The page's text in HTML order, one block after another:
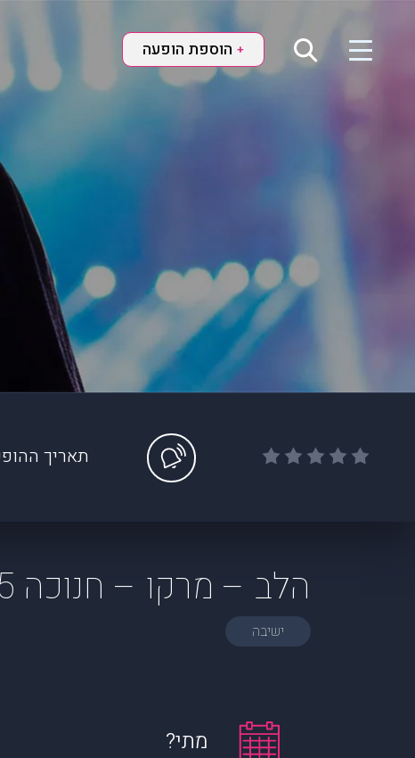
+ הוספת הופעה
תאריך
הלב – מרקו – חנוכה 2025
ישיבה
מתי?